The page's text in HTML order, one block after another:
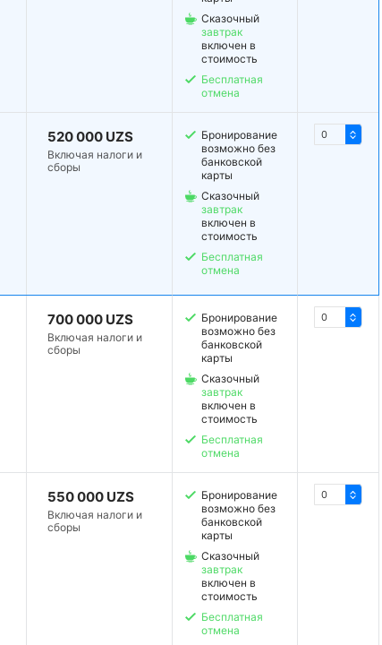
520 000 UZS
Включая налоги и
сборы
Сказочный
завтрак
включен в
стоимость
Бесплатная
отмена
Бронирование
возможно без
банковской
карты
Сказочный
завтрак
включен в
стоимость
Бесплатная
отмена
700 000 UZS
Включая налоги и
сборы
550 000 UZS
Включая налоги и
сборы
Бронирование
возможно без
банковской
карты
Сказочный
завтрак
включен в
стоимость
Бесплатная
отмена
Бронирование
возможно без
банковской
карты
Сказочный
завтрак
включен в
стоимость
Бесплатная
отмена